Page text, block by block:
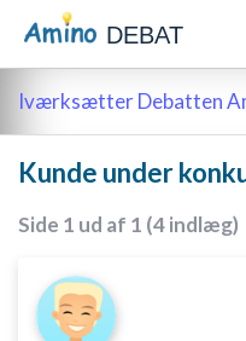
DEBAT
Iværksætter Debatten
Kunde under
Side 1 ud af 1 (4 indlæg)